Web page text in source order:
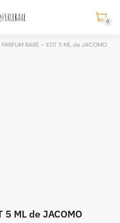
0
PARFUM RARE – EDT 5 ML de JACOMO
5 ML de JACOMO